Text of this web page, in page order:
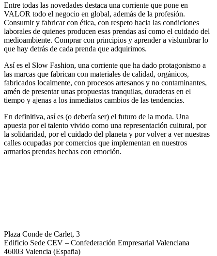
Entre todas las novedades destaca una corriente que pone en
VALOR todo el negocio en global, además de la profesión.
Consumir y fabricar con ética, con respeto hacia las condiciones
laborales de quienes producen esas prendas así como el cuidado del
medioambiente. Comprar con principios y aprender a vislumbrar lo
que hay detrás de cada prenda que adquirimos.
Así es el Slow Fashion, una corriente que ha dado protagonismo a
las marcas que fabrican con materiales de calidad, orgánicos,
fabricados localmente, con procesos artesanos y no contaminantes,
amén de presentar unas propuestas tranquilas, duraderas en el
tiempo y ajenas a los inmediatos cambios de las tendencias.
En definitiva, así es (o debería ser) el futuro de la moda. Una
apuesta por el talento vivido como una representación cultural, por
la solidaridad, por el cuidado del planeta y por volver a ver nuestras
calles ocupadas por comercios que implementan en nuestros
armarios prendas hechas con emoción.
Plaza Conde de Carlet, 3
Edificio Sede CEV – Confederación Empresarial Valenciana
46003 Valencia (España)